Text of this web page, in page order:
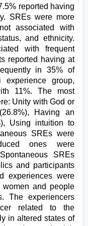
reported having
SREs were more
associated with
and ethnicity.
with frequent
reported having at
in 35% of
group,
11%. The most
Unity with God or
Having an
Using intuition to
SREs were
ones were
SREs
and participants
experiences were
women and people
The experiencers
related to the
in altered states of